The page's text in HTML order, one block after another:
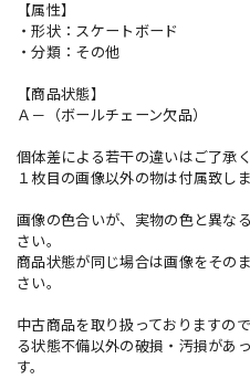
【属性】
・形状：スケートボード
・分類：その他
【商品状態】
Ａ－（ボールチェーン欠品）
個体差による若干の違いはご了承く
１枚目の画像以外の物は付属致し
画像の色合いが、実物の色と異な
さい。
商品状態が同じ場合は画像をその
さい。
中古商品を取り扱っておりますの
る状態不備以外の破損・汚損があ
す。